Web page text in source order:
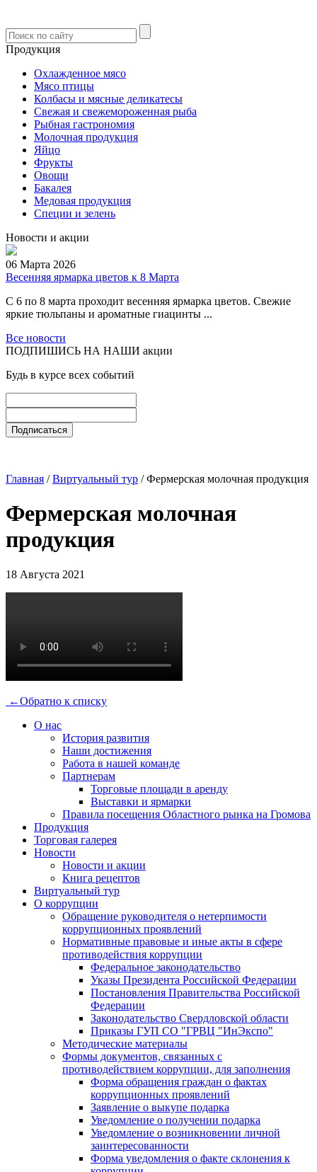
Продукция
Охлажденное мясо
Мясо птицы
Колбасы и мясные деликатесы
Свежая и свежемороженная рыба
Рыбная гастрономия
Молочная продукция
Яйцо
Фрукты
Овощи
Бакалея
Медовая продукция
Специи и зелень
Новости и акции
06 Марта 2026
Весенняя ярмарка цветов к 8 Марта
С 6 по 8 марта проходит весенняя ярмарка цветов. Свежие
яркие тюльпаны и ароматные гиацинты ...
Все новости
ПОДПИШИСЬ НА НАШИ акции
Будь в курсе всех событий
Главная /Виртуальный тур / Фермерская молочная продукция
Фермерская молочная
продукция
18 Августа 2021
←Обратно к списку
О нас
История развития
Наши достижения
Работа в нашей команде
Партнерам
Торговые площади в аренду
Выставки и ярмарки
Правила посещения Областного рынка на Громова
Продукция
Торговая галерея
Новости
Новости и акции
Книга рецептов
Виртуальный тур
О коррупции
Обращение руководителя о нетерпимости
коррупционных проявлений
Нормативные правовые и иные акты в сфере
противодействия коррупции
Федеральное законодательство
Указы Президента Российской Федерации
Постановления Правительства Российской
Федерации
Законодательство Свердловской области
Приказы ГУП СО "ГРВЦ "ИнЭкспо"
Методические материалы
Формы документов, связанных с
противодействием коррупции, для заполнения
Форма обращения граждан о фактах
коррупционных проявлений
Заявление о выкупе подарка
Уведомление о получении подарка
Уведомление о возникновении личной
заинтересованности
Форма уведомления о факте склонения к